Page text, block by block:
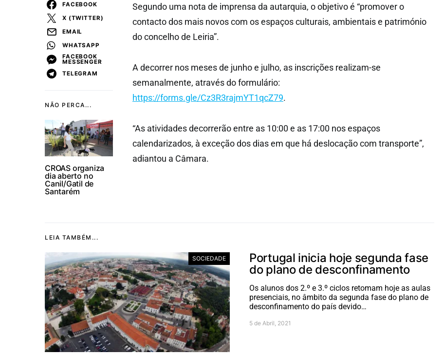
NÃO PERCA...
CROAS organiza
dia aberto no
Canil/Gatil de
Santarém
FACEBOOK
X (TWITTER)
EMAIL
WHATSAPP
FACEBOOK
MESSENGER
TELEGRAM
Segundo uma nota de imprensa da autarquia, o objetivo é “promover o
contacto dos mais novos com os espaços culturais, ambientais e património
do concelho de Leiria”.
A decorrer nos meses de junho e julho, as inscrições realizam-se
semanalmente, através do formulário:
https://forms.gle/Cz3R3rajmYT1qcZ79.
“As atividades decorrerão entre as 10:00 e as 17:00 nos espaços
calendarizados, à exceção dos dias em que há deslocação com transporte”,
adiantou a Câmara.
LEIA TAMBÉM...
SOCIEDADE
Portugal inicia hoje segunda fase
do plano de desconfinamento
Os alunos dos 2.º e 3.º ciclos retomam hoje as aulas
presenciais, no âmbito da segunda fase do plano de
desconfinamento do país devido…
5 de Abril, 2021